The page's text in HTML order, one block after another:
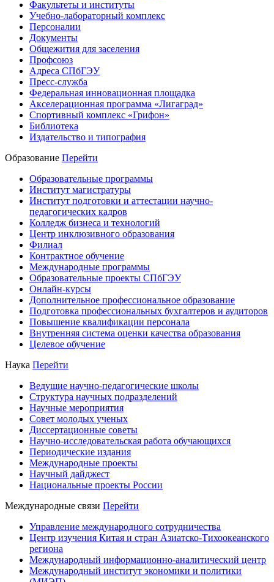
Факультеты и институты
Учебно-лабораторный комплекс
Персоналии
Документы
Общежития для заселения
Профсоюз
Адреса СПбГЭУ
Пресс-служба
Федеральная инновационная площадка
Акселерационная программа «Лигаград»­­
Спортивный комплекс «Грифон»
Библиотека
Издательство и типография
Образование Перейти
Образовательные программы
Институт магистратуры
Институт подготовки и аттестации научно-
педагогических кадров
Колледж бизнеса и технологий
Центр инклюзивного образования
Филиал
Контрактное обучение
Международные программы
Образовательные проекты СПбГЭУ
Онлайн-курсы
Дополнительное профессиональное образование
Подготовка профессиональных бухгалтеров и аудиторов
Повышение квалификации персонала
Внутренняя система оценки качества образования
Целевое обучение
Наука Перейти
Ведущие научно-педагогические школы
Структура научных подразделений
Научные мероприятия
Совет молодых ученых
Диссертационные советы
Научно-исследовательская работа обучающихся
Периодические издания
Международные проекты
Научный дайджест
Национальные проекты России
Международные связи Перейти
Управление международного сотрудничества
Центр изучения Китая и стран Азиатско-Тихоокеанского
региона
Международный информационно-аналитический центр
Международный институт экономики и политики